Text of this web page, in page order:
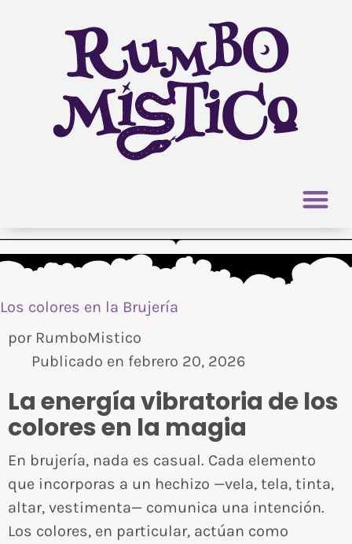
Los colores en la Brujería
porRumboMistico
Publicado en febrero 20, 2026
La energía vibratoria de los
colores en la magia
En brujería, nada es casual. Cada elemento
que incorporas a un hechizo —vela, tela, tinta,
altar, vestimenta— comunica una intención.
Los colores, en particular, actúan como